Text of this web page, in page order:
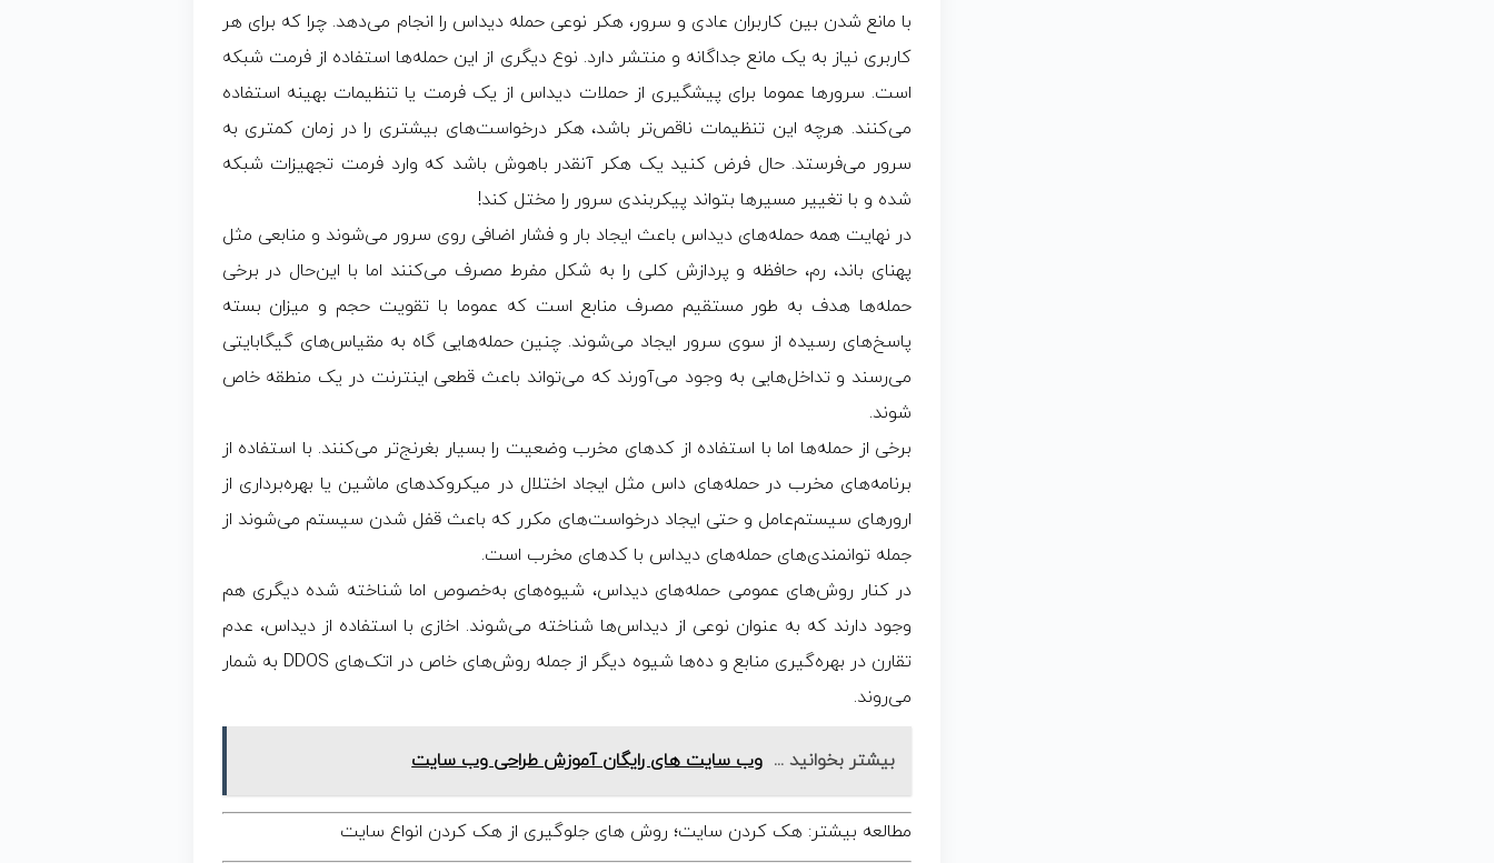
با مانع شدن بین کاربران عادی و سرور، هکر نوعی حمله دیداس را انجام می‌دهد. چرا که برای هر
کاربری نیاز به یک مانع جداگانه و منتشر دارد. نوع دیگری از این حمله‌ها استفاده از فرمت شبکه‌
است. سرورها عموما برای پیشگیری از حملات دیداس از یک فرمت یا تنظیمات بهینه استفاده
می‌کنند. هرچه این تنظیمات ناقص‌تر باشد، هکر درخواست‌های بیشتری را در زمان کمتری به
سرور می‌فرستد. حال فرض کنید یک هکر آنقدر باهوش باشد که وارد فرمت تجهیزات شبکه
شده و با تغییر مسیرها بتواند پیکر‌بندی سرور را مختل کند!
در نهایت همه حمله‌های دیداس باعث ایجاد بار و فشار اضافی روی سرور می‌شوند و منابعی مثل
پهنای باند، رم، حافظه و پردازش کلی را به شکل مفرط مصرف می‌کنند اما با این‌حال در برخی
حمله‌ها هدف به طور مستقیم مصرف منابع است که عموما با تقویت حجم و میزان بسته
پاسخ‌های رسیده از سوی سرور ایجاد می‌شوند. چنین حمله‌هایی گاه به مقیاس‌های گیگابایتی
می‌رسند و تداخل‌هایی به وجود می‌آورند که می‌تواند باعث قطعی اینترنت در یک منطقه خاص
شوند.
برخی از حمله‌ها اما با استفاده از کدهای مخرب وضعیت را بسیار بغرنج‌تر می‌کنند. با استفاده از
برنامه‌های مخرب در حمله‌های داس مثل ایجاد اختلال در میکروکدهای ماشین یا بهره‌برداری از
ارورهای سیستم‌عامل و حتی ایجاد درخواست‌های مکرر که باعث قفل شدن سیستم می‌شوند از
جمله‌ توانمندی‌های حمله‌های دیداس با کدهای مخرب است.
در کنار روش‌های عمومی حمله‌های دیداس، شیوه‌های به‌خصوص اما شناخته‌ شده‌ دیگری هم
وجود دارند که به عنوان نوعی از دیداس‌ها شناخته می‌شوند. اخازی با استفاده از دیداس، عدم
تقارن در بهره‌گیری منابع و ده‌ها شیوه دیگر از جمله‌ روش‌های خاص در اتک‌های DDOS به شمار
می‌روند.
بیشتر بخوانید ... وب سایت های رایگان آموزش طراحی وب سایت
مطالعه بیشتر: هک کردن سایت؛ روش های جلوگیری از هک کردن انواع سایت